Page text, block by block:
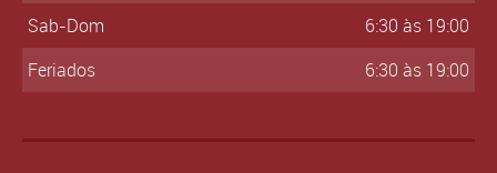
Sab-Dom
6:30 às 19:00
Feriados
6:30 às 19:00